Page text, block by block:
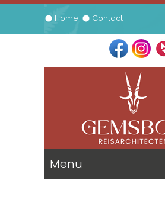
Home Contact
Menu